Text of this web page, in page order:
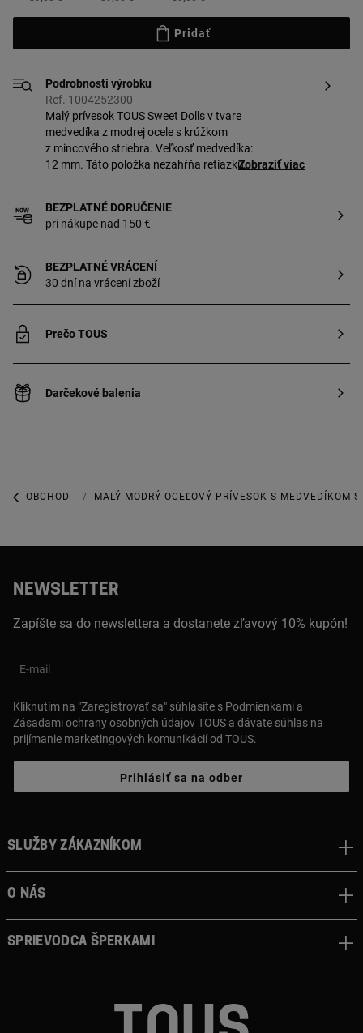
Pridať
Podrobnosti výrobku
Ref. 1004252300
Malý prívesok TOUS Sweet Dolls v tvare
medvedíka z modrej ocele s krúžkom
z mincového striebra. Veľkosť medvedíka:
12 mm. Táto položka nezahŕňa retiazku.Zobraziť viac
BEZPLATNÉ DORUČENIE
pri nákupe nad 150 €
BEZPLATNÉ VRÁCENÍ
30 dní na vrácení zboží
Prečo TOUS
Darčekové balenia
OBCHOD OBCHOD SO ŠPERKAMI
MALÝ MODRÝ OCEĽOVÝ PRÍVESOK S MEDVEDÍKOM
NEWSLETTER
Zapíšte sa do newslettera a dostanete zľavový 10% kupón!
E-mail
Kliknutím na "Zaregistrovať sa" súhlasíte s Podmienkami a
Zásadamiochrany osobných údajov TOUS a dávate súhlas na
prijímanie marketingových komunikácií od TOUS.
Prihlásiť sa na odber
Služby zákazníkom
O nás
Sprievodca šperkami